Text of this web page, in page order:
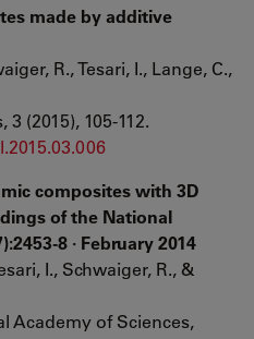
made by additive
R., Tesari, I., Lange, C.,
(2015), 105-112.
composites with 3D
of the National
8 · February 2014
I., Schwaiger, R., &
Academy of Sciences,